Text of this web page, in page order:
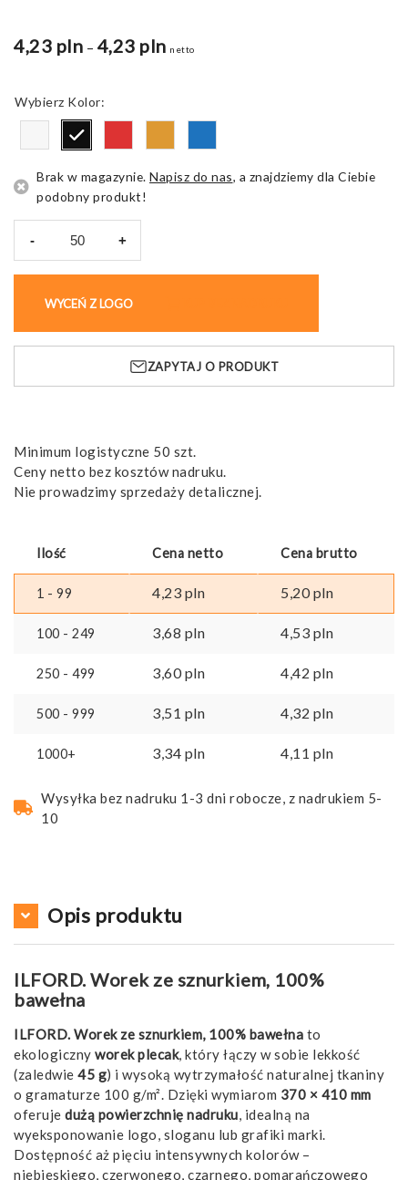
4,23 pln – 4,23 plnZakres
do
netto
Kolor
Brak w magazynie. Napisz do nas, a znajdziemy dla Ciebie
podobny produkt!
-
sznurkiem,
100%
(100g/m²)
+
WYCEŃ Z LOGO
ZAPYTAJ O PRODUKT
Minimum logistyczne 50 szt.
Ceny netto bez kosztów nadruku.
Nie prowadzimy sprzedaży detalicznej.
Ilość Cena netto Cena brutto
1 - 99 4,23 pln 5,20pln
100 - 249 3,68 pln 4,53 pln
250 - 499 3,60pln 4,42 pln
500 - 999 3,51 pln 4,32 pln
1000+ 3,34 pln 4,11 pln
Wysyłka bez nadruku 1-3 dni robocze, z nadrukiem 5-
10
Opis produktu
ILFORD. Worek ze sznurkiem, 100%
bawełna
ILFORD. Worek ze sznurkiem, 100% bawełna to
ekologiczny worek plecak, który łączy w sobie lekkość
(zaledwie 45 g) i wysoką wytrzymałość naturalnej tkaniny
o gramaturze 100 g/m². Dzięki wymiarom 370 × 410 mm
oferuje dużą powierzchnię nadruku, idealną na
wyeksponowanie logo, sloganu lub grafiki marki.
Dostępność aż pięciu intensywnych kolorów –
niebieskiego, czerwonego, czarnego, pomarańczowego